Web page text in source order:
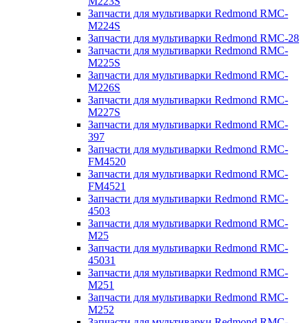
Запчасти для мультиварки Redmond RMC-
M224S
Запчасти для мультиварки Redmond RMC-28
Запчасти для мультиварки Redmond RMC-
M225S
Запчасти для мультиварки Redmond RMC-
M226S
Запчасти для мультиварки Redmond RMC-
M227S
Запчасти для мультиварки Redmond RMC-
397
Запчасти для мультиварки Redmond RMC-
FM4520
Запчасти для мультиварки Redmond RMC-
FM4521
Запчасти для мультиварки Redmond RMC-
4503
Запчасти для мультиварки Redmond RMC-
M25
Запчасти для мультиварки Redmond RMC-
45031
Запчасти для мультиварки Redmond RMC-
M251
Запчасти для мультиварки Redmond RMC-
M252